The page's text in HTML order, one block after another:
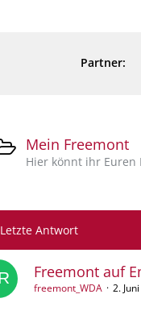
Partner:
Mein Freemont
Hier könnt ihr Euren
Letzte Antwort
Freemont auf
freemont_WDA 2.